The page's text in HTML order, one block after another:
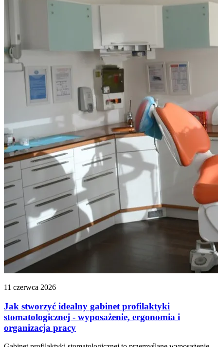
11 czerwca 2026
Jak stworzyć idealny gabinet profilaktyki
stomatologicznej - wyposażenie, ergonomia i
organizacja pracy